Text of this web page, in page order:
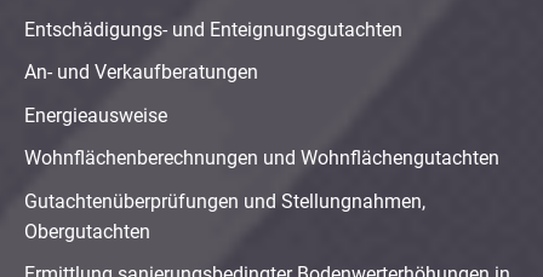
Entschädigungs- und Enteignungsgutachten
An- und Verkaufberatungen
Energieausweise
Wohnflächenberechnungen und Wohnflächengutachten
Gutachtenüberprüfungen und Stellungnahmen,
Obergutachten